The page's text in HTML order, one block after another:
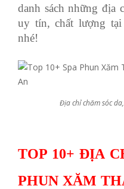
danh sách những địa
uy tín, chất lượng
nhé!
Địa chỉ chăm sóc
TOP 10+ ĐỊA
PHUN XĂM